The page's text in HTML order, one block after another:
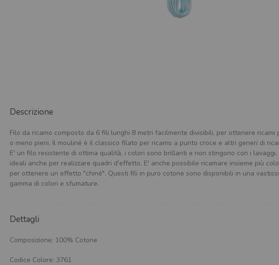
Descrizione
Filo da ricamo composto da 6 fili lunghi 8 metri facilmente divisibili, per ottenere ricami
o meno pieni. Il mouliné è il classico filato per ricamo a punto croce e altri generi di
E' un filo resistente di ottima qualità, i colori sono brillanti e non stingono con i lavaggi,
ideali anche per realizzare quadri d'effetto. E' anche possibile ricamare insieme più
per ottenere un effetto "chiné". Questi fili in puro cotone sono disponibili in una
gamma di colori e sfumature.
Dettagli
Composizione: 100% Cotone
Codice Colore: 3761